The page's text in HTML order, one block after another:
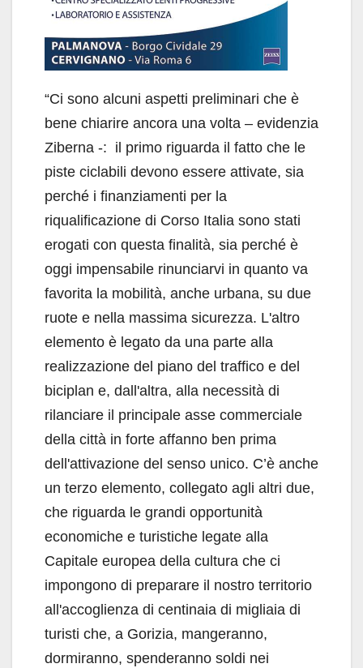
“Ci sono alcuni aspetti preliminari che è
bene chiarire ancora una volta – evidenzia
Ziberna -: il primo riguarda il fatto che le
piste ciclabili devono essere attivate, sia
perché i finanziamenti per la
riqualificazione di Corso Italia sono stati
erogati con questa finalità, sia perché è
oggi impensabile rinunciarvi in quanto va
favorita la mobilità, anche urbana, su due
ruote e nella massima sicurezza. L'altro
elemento è legato da una parte alla
realizzazione del piano del traffico e del
biciplan e, dall'altra, alla necessità di
rilanciare il principale asse commerciale
della città in forte affanno ben prima
dell'attivazione del senso unico. C’è anche
un terzo elemento, collegato agli altri due,
che riguarda le grandi opportunità
economiche e turistiche legate alla
Capitale europea della cultura che ci
impongono di preparare il nostro territorio
all'accoglienza di centinaia di migliaia di
turisti che, a Gorizia, mangeranno,
dormiranno, spenderanno soldi nei